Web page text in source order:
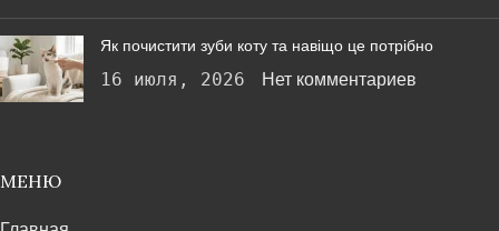
Як почистити зуби коту та навіщо це потрібно
16 июля, 2026 Нет комментариев
МЕНЮ